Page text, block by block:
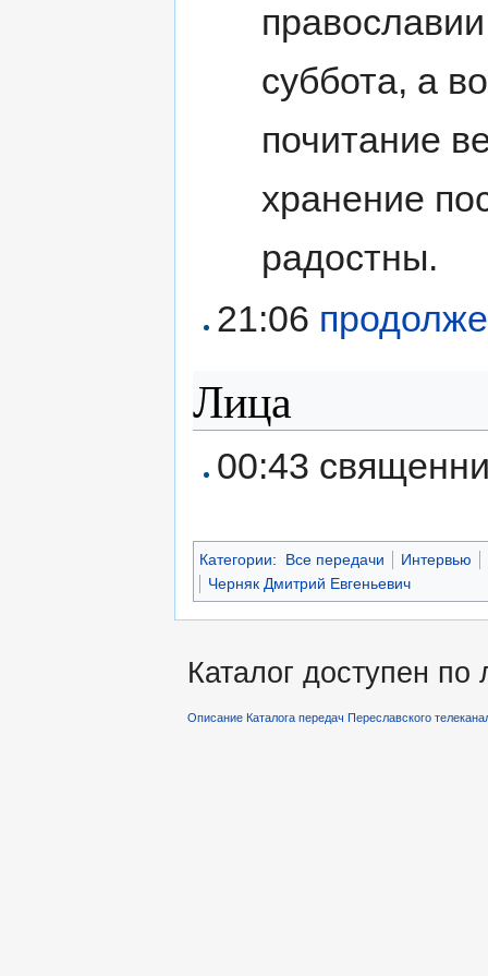
суббота, а
почитание
хранение
радостны.
21:06
Лица
00:43
Категории: Все передачи Интервью
Черняк Дмитрий Евгеньевич
Каталог доступен
Описание Каталога передач Переславского